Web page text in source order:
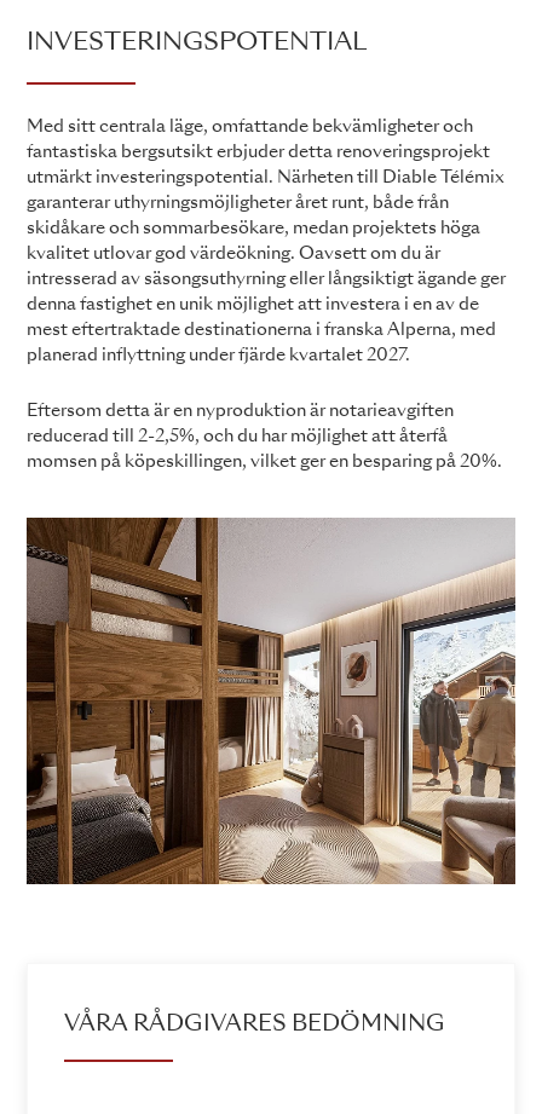
INVESTERINGSPOTENTIAL
Med sitt centrala läge, omfattande bekvämligheter och
fantastiska bergsutsikt erbjuder detta renoveringsprojekt
utmärkt investeringspotential. Närheten till Diable Télémix
garanterar uthyrningsmöjligheter året runt, både från
skidåkare och sommarbesökare, medan projektets höga
kvalitet utlovar god värdeökning. Oavsett om du är
intresserad av säsongsuthyrning eller långsiktigt ägande ger
denna fastighet en unik möjlighet att investera i en av de
mest eftertraktade destinationerna i franska Alperna, med
planerad inflyttning under fjärde kvartalet 2027.
Eftersom detta är en nyproduktion är notarieavgiften
reducerad till 2-2,5%, och du har möjlighet att återfå
momsen på köpeskillingen, vilket ger en besparing på 20%.
VÅRA RÅDGIVARES BEDÖMNING